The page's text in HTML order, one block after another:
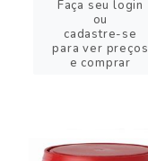
Faça seu login
ou
cadastre-se
para ver preços
e comprar